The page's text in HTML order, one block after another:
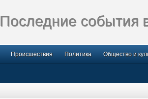
Последние события
Происшествия Политика Общество и